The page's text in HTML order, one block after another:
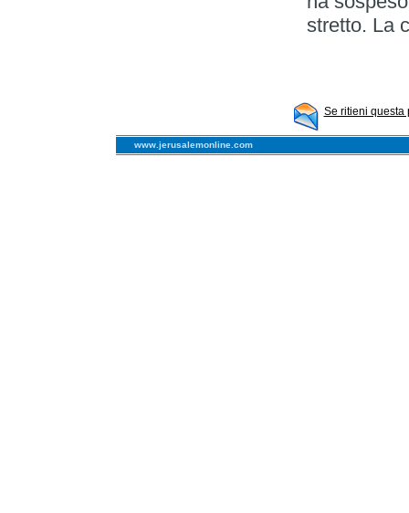
stretto. La
Se ritieni questa
www.jerusalemonline.com